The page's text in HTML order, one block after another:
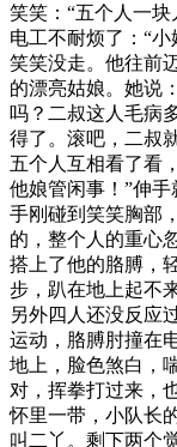
笑笑：“五个人一
电工不耐烦了：“
笑笑没走。他往前
的漂亮姑娘。她说
吗？二叔这人毛病
得了。滚吧，二叔
五个人互相看了看
他娘管闲事！”伸手
手刚碰到笑笑胸部
的，整个人的重心
搭上了他的胳膊，
步，趴在地上起不
另外四人还没反应
运动，胳膊肘撞在
地上，脸色煞白，
对，挥拳打过来，
怀里一带，小队长
叫二丫。剩下两个